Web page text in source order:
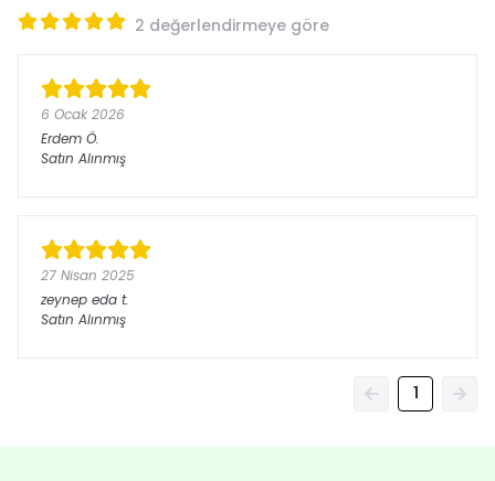
2 değerlendirmeye göre
6 Ocak 2026
Erdem Ö.
Satın Alınmış
27 Nisan 2025
zeynep eda t.
Satın Alınmış
1